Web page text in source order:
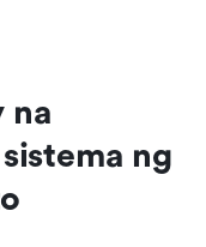
na
ng